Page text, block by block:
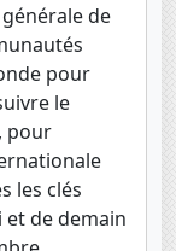
de
pour
le
pour
les clés
et de demain